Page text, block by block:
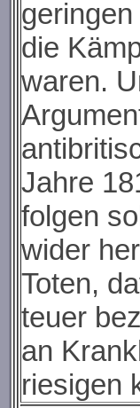
die
waren.
Jahre
folgen
wider
Toten,
teuer
an
riesigen